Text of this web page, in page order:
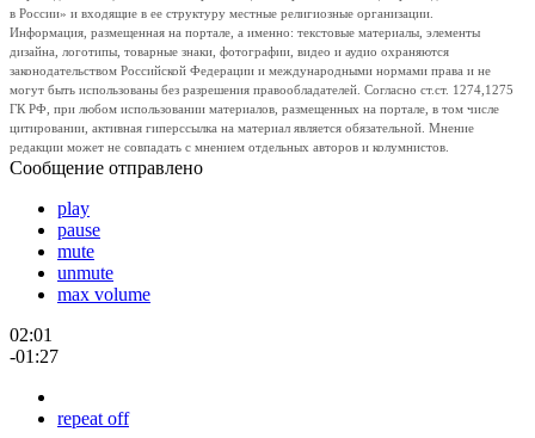
в России» и входящие в ее структуру местные религиозные организации.
Информация, размещенная на портале, а именно: текстовые материалы, элементы
дизайна, логотипы, товарные знаки, фотографии, видео и аудио охраняются
законодательством Российской Федерации и международными нормами права и не
могут быть использованы без разрешения правообладателей. Согласно ст.ст. 1274,1275
ГК РФ, при любом использовании материалов, размещенных на портале, в том числе
цитировании, активная гиперссылка на материал является обязательной. Мнение
редакции может не совпадать с мнением отдельных авторов и колумнистов.
Сообщение отправлено
play
pause
mute
unmute
max volume
02:01
-01:27
repeat off